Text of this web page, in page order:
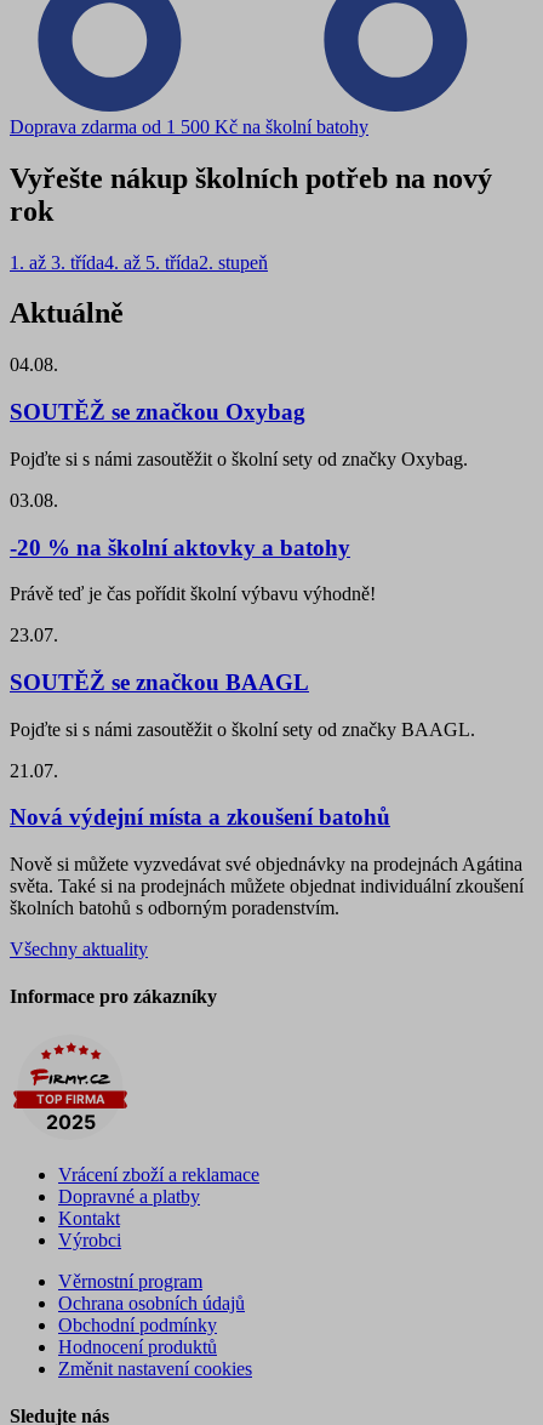
Doprava zdarma od 1 500 Kč na školní batohy
Vyřešte nákup školních potřeb na nový
rok
1. až 3. třída4. až 5. třída2. stupeň
Aktuálně
04.08.
SOUTĚŽ se značkou Oxybag
Pojďte si s námi zasoutěžit o školní sety od značky Oxybag.
03.08.
-20 % na školní aktovky a batohy
Právě teď je čas pořídit školní výbavu výhodně!
23.07.
SOUTĚŽ se značkou BAAGL
Pojďte si s námi zasoutěžit o školní sety od značky BAAGL.
21.07.
Nová výdejní místa a zkoušení batohů
Nově si můžete vyzvedávat své objednávky na prodejnách Agátina
světa. Také si na prodejnách můžete objednat individuální zkoušení
školních batohů s odborným poradenstvím.
Všechny aktuality
Informace pro zákazníky
Vrácení zboží a reklamace
Dopravné a platby
Kontakt
Výrobci
Věrnostní program
Ochrana osobních údajů
Obchodní podmínky
Hodnocení produktů
Změnit nastavení cookies
Sledujte nás